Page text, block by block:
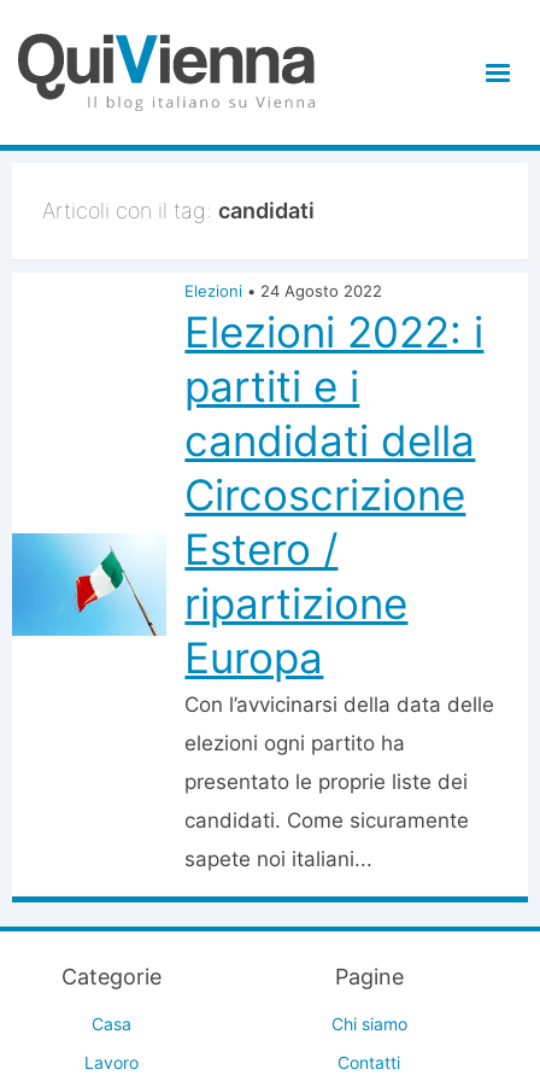
Articoli con il tag: candidati
Elezioni • 24 Agosto 2022
Elezioni 2022: i
partiti e i
candidati della
Circoscrizione
Estero /
ripartizione
Europa
Con l’avvicinarsi della data delle
elezioni ogni partito ha
presentato le proprie liste dei
candidati. Come sicuramente
sapete noi italiani...
Categorie
Casa
Lavoro
Pagine
Chi siamo
Contatti